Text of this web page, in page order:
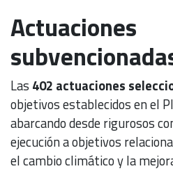
Actuaciones
Las 402 actuaciones
objetivos establecidos en el
abarcando desde rigurosos
ejecución a objetivos
el cambio climático y la